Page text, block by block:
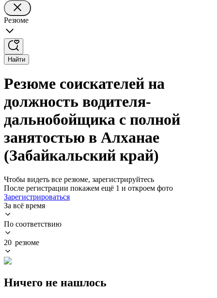
Резюме
Найти
Резюме соискателей на
должность водителя-
дальнобойщика с полной
занятостью в Алханае
(Забайкальский край)
Чтобы видеть все резюме, зарегистрируйтесь
После регистрации покажем ещё 1 и откроем фото
Зарегистрироваться
За всё время
По соответствию
20 резюме
Ничего не нашлось